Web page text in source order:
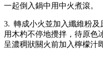
一起倒入鍋中用中火煮滾。
3. 轉成小火並加入纖維粉
用木杓不停地攪拌，待原色
呈濃稠狀關火前加入檸檬汁